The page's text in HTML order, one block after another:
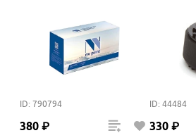
ID: 790794
380 ₽
ID: 44484
330 ₽